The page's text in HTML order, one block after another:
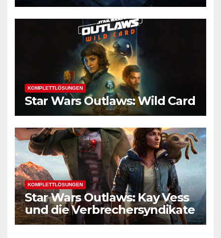
KOMPLETTLÖSUNGEN
Star Wars Outlaws: Wild Card
KOMPLETTLÖSUNGEN
Star Wars Outlaws: Kay Vess
und die Verbrechersyndikate